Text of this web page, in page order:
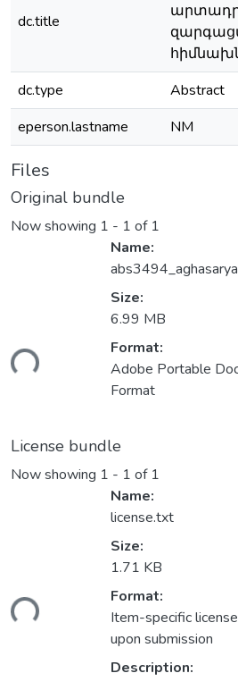
dc.title
dc.type
Abstract
eperson.lastname
NM
Files
Original bundle
Now showing 1 - 1 of 1
Name:
Size:
6.99 MB
Format:
Adobe Portable
Format
License bundle
Now showing 1 - 1 of 1
Name:
license.txt
Size:
1.71 KB
Format:
Item-specific
upon submission
Description: